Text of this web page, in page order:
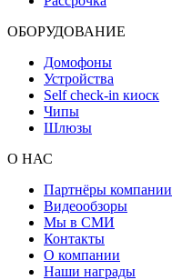
ОБОРУДОВАНИЕ
Домофоны
Устройства
Self check-in киоск
Чипы
Шлюзы
О НАС
Партнёры компании
Видеообзоры
Мы в СМИ
Контакты
О компании
Наши награды